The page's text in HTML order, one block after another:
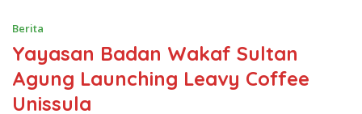
Berita
Yayasan Badan Wakaf Sultan
Agung Launching Leavy Coffee
Unissula